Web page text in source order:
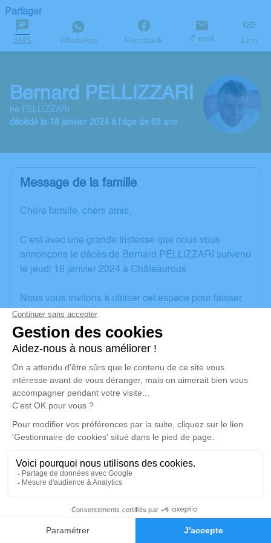
Faire-part Hommages
Partager
SMS WhatsApp Facebook E-mail Lien
Bernard PELLIZZARI
né PELLIZZARI
décédé le 18 janvier 2024 à l'âge de 68 ans
Message de la famille
Chère famille, chers amis,
C’est avec une grande tristesse que nous vous
annonçons le décès de Bernard PELLIZZARI survenu
le jeudi 18 janvier 2024 à Châteauroux.
Nous vous invitons à utiliser cet espace pour laisser
vos condoléances, partager des photos souvenirs,
une anecdote ou exprimer vos pensées à travers des
poèmes ou des textes. Cet endroit est un lieu
PELLIZZARI.
Un service de plantation d’arbre hommage est
disponible ici.
Je rends hommage
Cérémonie civile
Crématorium de Châteauroux
36000 Châteauroux